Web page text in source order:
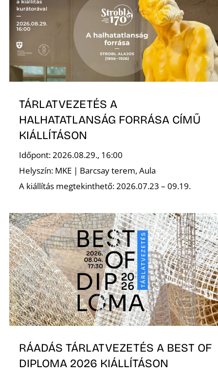
TÁRLATVEZETÉS A
HALHATATLANSÁG FORRÁSA CÍMŰ
KIÁLLÍTÁSON
Időpont: 2026.08.29., 16:00
Helyszín: MKE | Barcsay terem, Aula
A kiállítás megtekinthető: 2026.07.23 – 09.19.
RÁADÁS TÁRLATVEZETÉS A BEST OF
DIPLOMA 2026 KIÁLLÍTÁSON